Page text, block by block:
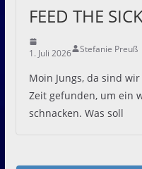
FEED THE
1. Juli 2026 Stefanie Preuß
Moin Jungs, da sind
Zeit gefunden, um ein
schnacken. Was soll